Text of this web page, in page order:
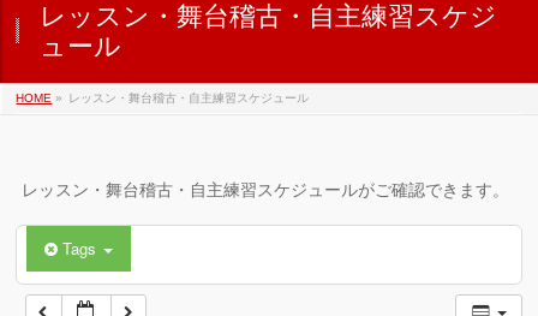
レッスン・舞台稽古・自主練習スケジ
ュール
HOME » レッスン・舞台稽古・自主練習スケジュール
レッスン・舞台稽古・自主練習スケジュールがご確認できます。
Tags
03:00
04:00
06:00